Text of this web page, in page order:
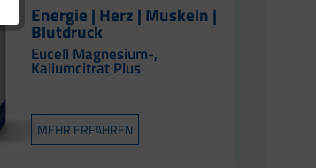
Energie | Herz | Muskeln |
Blutdruck
Eucell Magnesium-,
Kaliumcitrat Plus
MEHR ERFAHREN